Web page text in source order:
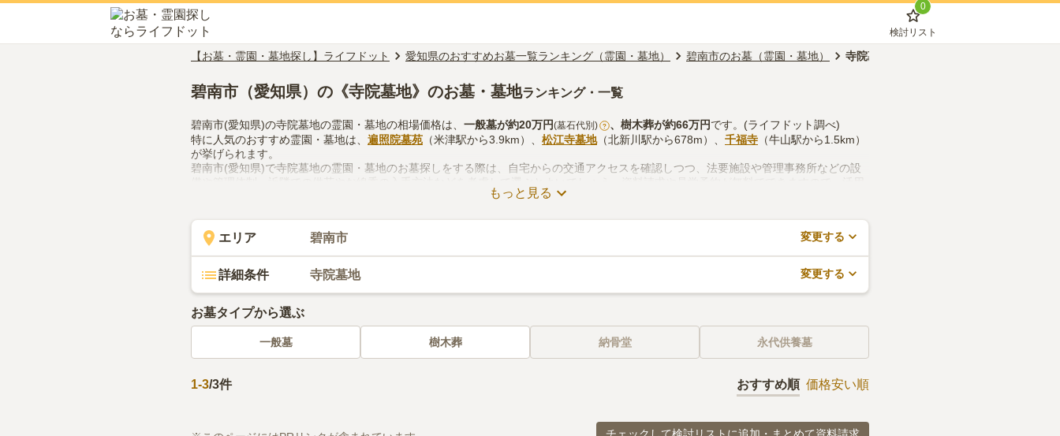
0
検討リスト
【お墓・霊園・墓地探し】ライフドット 愛知県のおすすめお墓一覧ランキング（霊園・墓地） 碧南市のお墓（霊園・墓地） 寺院墓地
碧南市（愛知県）の《寺院墓地》のお墓・墓地ランキング・一覧
碧南市(愛知県)の寺院墓地の霊園・墓地の相場価格は、 一般墓が約20万円(墓石代別) ? 、 樹木葬が約66万円です。(ライフドット調べ)
特に人気のおすすめ霊園・墓地は、 遍照院墓苑 （米津駅から3.9km）、 松江寺墓地（北新川駅から678m）、 千福寺 （牛山駅から1.5km）
が挙げられます。
碧南市(愛知県)で寺院墓地の霊園・墓地のお墓探しをする際は、自宅からの交通アクセスを確認しつつ、法要施設や管理事務所などの設
備や管理体制、近隣での供花やお線香の入手方法などを考慮して選ぶとよいでしょう。資料請求や見学予約が無料でできますので、活用
もっと見る
エリア 碧南市 変更する
詳細条件 寺院墓地 変更する
お墓タイプから選ぶ
一般墓 樹木葬 納骨堂 永代供養墓
1-3/3件 おすすめ順 価格安い順